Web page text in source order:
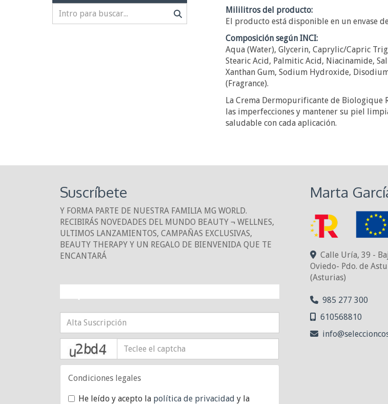
Mililitros del producto:
El producto está disponible en un envase
Composición según INCI:
Aqua (Water), Glycerin, Caprylic/Capric
Stearic Acid, Palmitic Acid, Niacinamide,
Xanthan Gum, Sodium Hydroxide,
(Fragrance).
La Crema Dermopurificante de Biologique
las imperfecciones y mantener su piel
saludable con cada aplicación.
Suscríbete
Y FORMA PARTE DE NUESTRA FAMILIA MG WORLD.
RECIBIRÁS NOVEDADES DEL MUNDO BEAUTY ¬ WELLNES,
ULTIMOS LANZAMIENTOS, CAMPAÑAS EXCLUSIVAS,
BEAUTY THERAPY Y UN REGALO DE BIENVENIDA QUE TE
ENCANTARÁ
captcha
Condiciones legales
He leído y acepto la política de privacidad y la
Marta
Calle Uría, 39 -
Oviedo- Pdo. de
(Asturias)
985 277 300
610568810
info